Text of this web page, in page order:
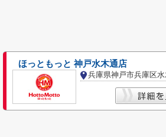
ほっともっと 神戸水木通店